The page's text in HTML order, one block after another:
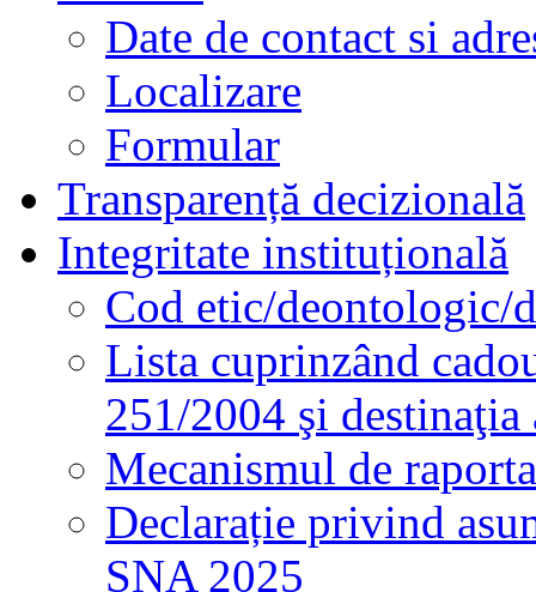
Date de contact si
Localizare
Formular
Transparență decizională
Integritate instituțională
Cod etic/deontologic/
Lista cuprinzând
251/2004 şi destinaţia
Mecanismul de
Declarație privind
SNA 2025